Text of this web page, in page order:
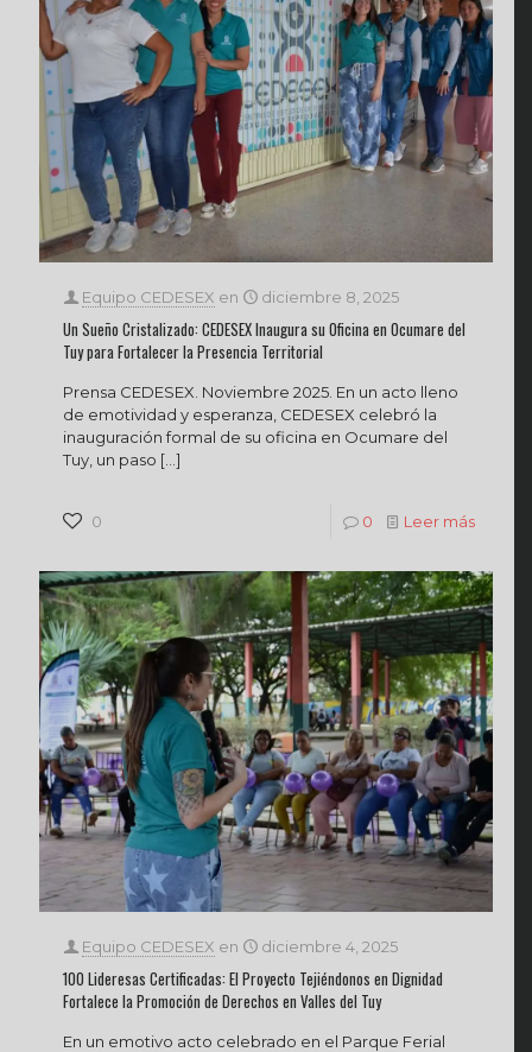
Equipo CEDESEX en diciembre 8, 2025
Un Sueño Cristalizado: CEDESEX Inaugura su Oficina en Ocumare del
Tuy para Fortalecer la Presencia Territorial
Prensa CEDESEX. Noviembre 2025. En un acto lleno
de emotividad y esperanza, CEDESEX celebró la
inauguración formal de su oficina en Ocumare del
Tuy, un paso […]
0 0 Leer más
Equipo CEDESEX en diciembre 4, 2025
100 Lideresas Certificadas: El Proyecto Tejiéndonos en Dignidad
Fortalece la Promoción de Derechos en Valles del Tuy‌
En un emotivo acto celebrado en el Parque Ferial